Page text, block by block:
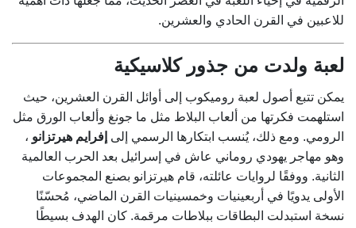
للاعبين في القرن الحادي والعشرين.
لعبة ولدت من جذور كلاسيكية
يمكن تتبع أصول لعبة روميكوب إلى أوائل القرن العشرين، حيث
استلهمت فكرتها من ألعاب البلاط مثل ما جونغ وألعاب الورق مثل
الرومي. ومع ذلك، يُنسب ابتكارها الرسمي إلى إفرايم هيرتزانو ،
وهو مهاجر يهودي روماني عاش في إسرائيل بعد الحرب العالمية
الثانية. ووفقًا لروايات عائلته، قام هيرتزانو بصنع المجموعات
الأولى يدويًا في أربعينيات وخمسينيات القرن الماضي، مُحسّنًا
نسخة استبدلت البطاقات ببلاطات مرقمة. كان الهدف بسيطًا